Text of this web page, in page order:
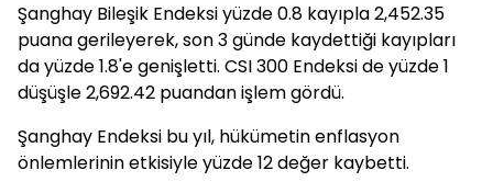
Şanghay Bileşik Endeksi yüzde 0.8 kayıpla 2,452.35
puana gerileyerek, son 3 günde kaydettiği kayıpları
da yüzde 1.8'e genişletti. CSI 300 Endeksi de yüzde 1
düşüşle 2,692.42 puandan işlem gördü.
Şanghay Endeksi bu yıl, hükümetin enflasyon
önlemlerinin etkisiyle yüzde 12 değer kaybetti.